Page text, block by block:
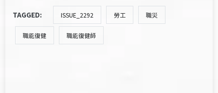
TAGGED: ISSUE_2292 勞工 職災
職能復健 職能復健師